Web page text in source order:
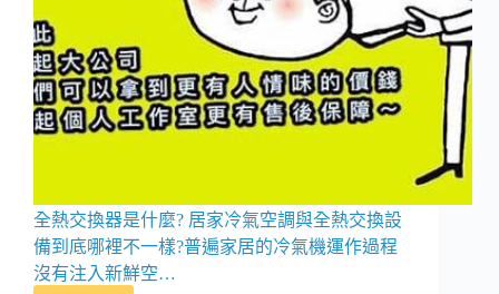
全熱交換器是什麼? 居家冷氣空調與全熱交換設
備到底哪裡不一樣?普遍家居的冷氣機運作過程
沒有注入新鮮空…